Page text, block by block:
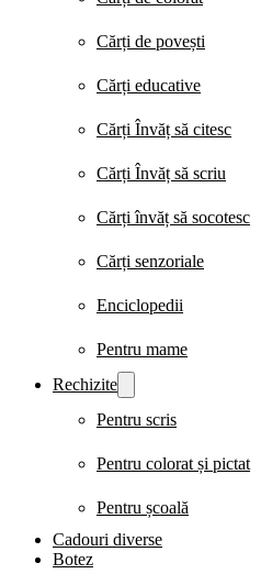
Cărți de povești
Cărți educative
Cărți Învăț să citesc
Cărți Învăț să scriu
Cărți învăț să socotesc
Cărți senzoriale
Enciclopedii
Pentru mame
Rechizite
Pentru scris
Pentru colorat și pictat
Pentru școală
Cadouri diverse
Botez